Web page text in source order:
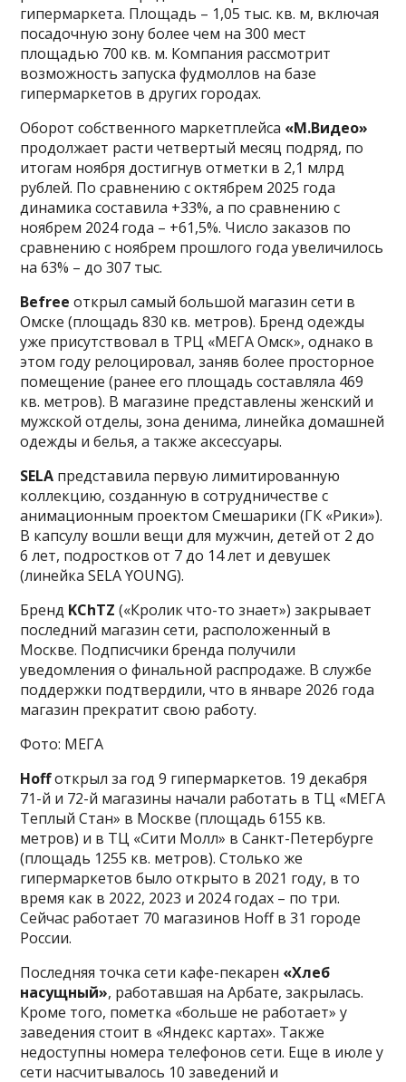
гипермаркета. Площадь – 1,05 тыс. кв. м, включая
посадочную зону более чем на 300 мест
площадью 700 кв. м. Компания рассмотрит
возможность запуска фудмоллов на базе
гипермаркетов в других городах.
Оборот собственного маркетплейса «М.Видео»
продолжает расти четвертый месяц подряд, по
итогам ноября достигнув отметки в 2,1 млрд
рублей. По сравнению с октябрем 2025 года
динамика составила +33%, а по сравнению с
ноябрем 2024 года – +61,5%. Число заказов по
сравнению с ноябрем прошлого года увеличилось
на 63% – до 307 тыс.
Befreeоткрыл самый большой магазин сети в
Омске (площадь 830 кв. метров). Бренд одежды
уже присутствовал в ТРЦ «МЕГА Омск», однако в
этом году релоцировал, заняв более просторное
помещение (ранее его площадь составляла 469
кв. метров). В магазине представлены женский и
мужской отделы, зона денима, линейка домашней
одежды и белья, а также аксессуары.
SELA представила первую лимитированную
коллекцию, созданную в сотрудничестве с
анимационным проектом Смешарики (ГК «Рики»).
В капсулу вошли вещи для мужчин, детей от 2 до
6 лет, подростков от 7 до 14 лет и девушек
(линейка SELA YOUNG).
Бренд KChTZ(«Кролик что-то знает») закрывает
последний магазин сети, расположенный в
Москве. Подписчики бренда получили
уведомления о финальной распродаже. В службе
поддержки подтвердили, что в январе 2026 года
магазин прекратит свою работу.
Фото: МЕГА
Hoffоткрыл за год 9 гипермаркетов. 19 декабря
71-й и 72-й магазины начали работать в ТЦ «МЕГА
Теплый Стан» в Москве (площадь 6155 кв.
метров) и в ТЦ «Сити Молл» в Санкт-Петербурге
(площадь 1255 кв. метров). Столько же
гипермаркетов было открыто в 2021 году, в то
время как в 2022, 2023 и 2024 годах – по три.
Сейчас работает 70 магазинов Hoff в 31 городе
России.
Последняя точка сети кафе-пекарен «Хлеб
насущный», работавшая на Арбате, закрылась.
Кроме того, пометка «больше не работает» у
заведения стоит в «Яндекс картах». Также
недоступны номера телефонов сети. Еще в июле у
сети насчитывалось 10 заведений и